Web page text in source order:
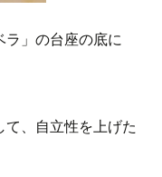
ラ」の台座の底に
て、自立性を上げた